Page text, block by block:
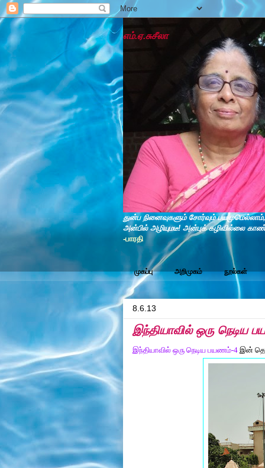
எம்.ஏ.சுசீலா
துன்ப நினைவுகளும் சோர்வும் பயமுமெல்லாம்,
அன்பில் அழியுமடீ! அன்புக் கழிவில்லை காண்
-பாரதி
முகப்பு அறிமுகம் நூல்கள்
8.6.13
இந்தியாவில் ஒரு நெடிய
இந்தியாவில் ஒரு நெடிய பயணம்-4 இன்